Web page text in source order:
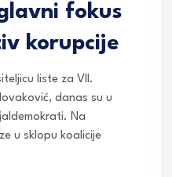
fokus
korupcije
liste za VII.
danas su u
Na
u sklopu koalicije